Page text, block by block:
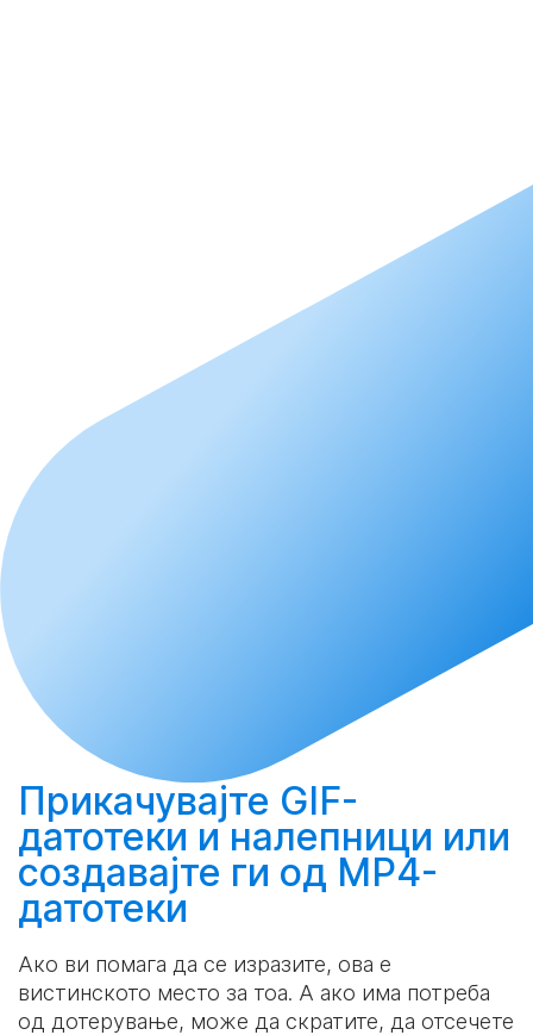
Прикачувајте GIF-
датотеки и налепници или
создавајте ги од MP4-
датотеки
Ако ви помага да се изразите, ова е
вистинското место за тоа. А ако има потреба
од дотерување, може да скратите, да отсечете